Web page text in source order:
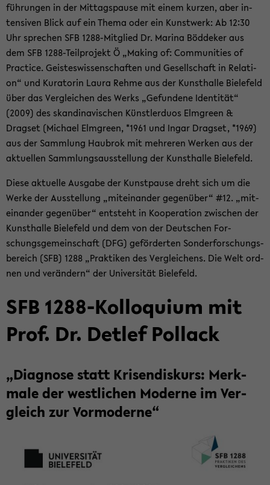
füh­run­gen in der Mit­tags­pau­se mit einem kur­zen, aber in­
ten­si­ven Blick auf ein Thema oder ein Kunst­werk: Ab 12:30
Uhr spre­chen SFB 1288-​Mitglied Dr. Ma­ri­na Böd­de­ker aus
dem SFB 1288-​Teilprojekt Ö „Ma­king of: Com­mu­nities of
Prac­ti­ce. Geis­tes­wis­sen­schaf­ten und Ge­sell­schaft in Re­la­ti­
on“ und Ku­ra­to­rin Laura Rehme aus der Kunst­hal­le Bie­le­feld
über das Ver­glei­chen des Werks „Ge­fun­de­ne Iden­ti­tät“
(2009) des skan­di­na­vi­schen Künst­ler­du­os Elm­green &
Drags­et (Mi­cha­el Elm­green, *1961 und Ingar Drags­et, *1969)
aus der Samm­lung Hau­brok mit meh­re­ren Wer­ken aus der
ak­tu­el­len Samm­lungs­aus­stel­lung der Kunst­hal­le Bie­le­feld.
Diese ak­tu­el­le Aus­ga­be der Kunst­pau­se dreht sich um die
Werke der Aus­stel­lung „mit­ein­an­der ge­gen­über“ #12. „mit­
ein­an­der ge­gen­über“ ent­steht in Ko­ope­ra­ti­on zwi­schen der
Kunst­hal­le Bie­le­feld und dem von der Deut­schen For­
schungs­ge­mein­schaft (DFG) ge­för­der­ten Son­der­for­schungs­
be­reich (SFB) 1288 „Prak­ti­ken des Ver­glei­chens. Die Welt ord­
nen und ver­än­dern“ der Uni­ver­si­tät Bie­le­feld.
SFB 1288-​Kolloquium mit
Prof. Dr. Det­lef Pol­lack
„Dia­gno­se statt Kri­sen­dis­kurs: Merk­
ma­le der west­li­chen Mo­der­ne im Ver­
gleich zur Vor­mo­der­ne“